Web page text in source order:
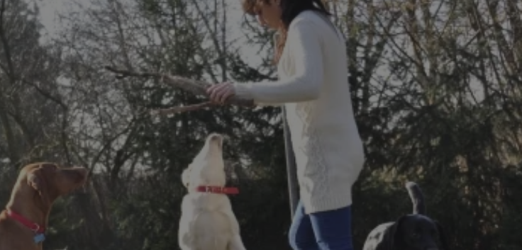
5 miesięcy 4
tygodnie
Ten plik cookie jest używany do przechowywania
zgody użytkownika i wyboru prywatności dla ich
interakcji z witryną. Rejestruje dane dotyczące zgody
odwiedzającego na różne polityki i ustawienia
prywatności, zapewniając, że ich preferencje zostaną
uhonorowane w przyszłych sesjach.
4 tygodnie 2 dni
Ten plik cookie jest używany przez usługę Cookie-
Script.com do zapamiętywania preferencji
dotyczących zgody użytkownika na pliki cookie. Jest
to konieczne, aby baner cookie Cookie-Script.com
działał poprawnie.
29 minut 55
sekund
Ten plik cookie służy do rozróżniania ludzi i botów.
Jest to korzystne dla strony internetowej, ponieważ
umożliwia tworzenie ważnych raportów na temat
korzystania z jej witryny internetowej.
29 minut 59
sekund
Ten plik cookie służy do rozróżniania ludzi i botów.
Jest to korzystne dla strony internetowej, ponieważ
umożliwia tworzenie ważnych raportów na temat
korzystania z jej witryny internetowej.